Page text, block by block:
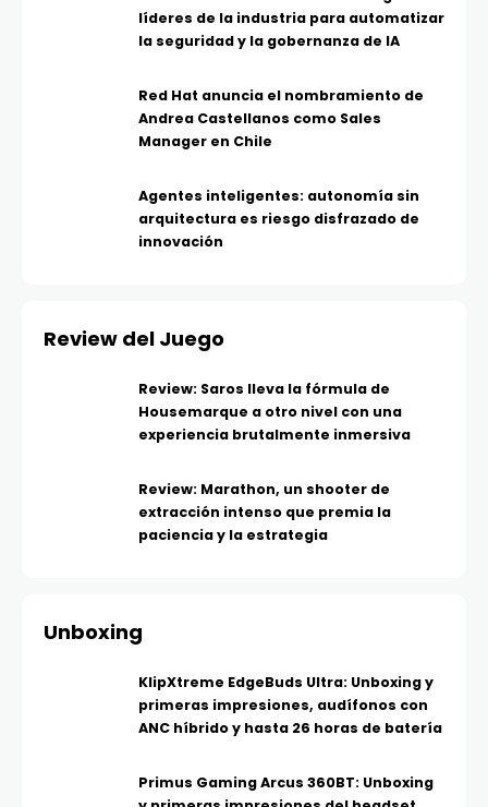
líderes de la industria para automatizar
la seguridad y la gobernanza de IA
Red Hat anuncia el nombramiento de
Andrea Castellanos como Sales
Manager en Chile
Agentes inteligentes: autonomía sin
arquitectura es riesgo disfrazado de
innovación
Review del Juego
Review: Saros lleva la fórmula de
Housemarque a otro nivel con una
experiencia brutalmente inmersiva
Review: Marathon, un shooter de
extracción intenso que premia la
paciencia y la estrategia
Unboxing
KlipXtreme EdgeBuds Ultra: Unboxing y
primeras impresiones, audífonos con
ANC híbrido y hasta 26 horas de batería
Primus Gaming Arcus 360BT: Unboxing